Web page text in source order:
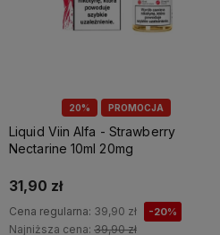
20% PROMOCJA
Liquid Viin Alfa - Strawberry
Nectarine 10ml 20mg
31,90 zł
Cena regularna: 39,90 zł -20%
Najniższa cena: 39,90 zł